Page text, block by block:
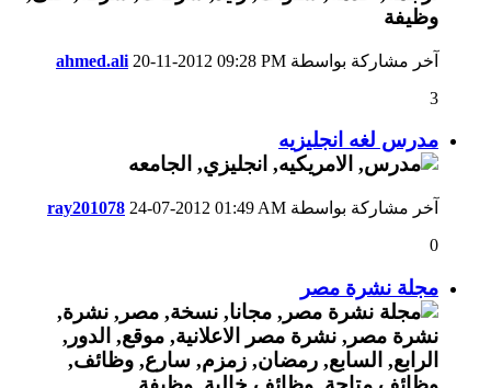
آخر مشاركة بواسطة ahmed.ali 20-11-2012 09:28 PM
3
مدرس لغه انجليزيه
آخر مشاركة بواسطة ray201078 24-07-2012 01:49 AM
0
مجلة نشرة مصر